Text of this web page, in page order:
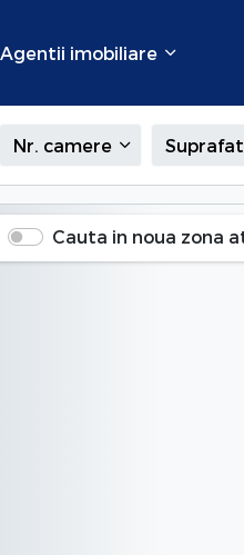
Agentii imobiliare
Nr. camere
Cauta in noua zona